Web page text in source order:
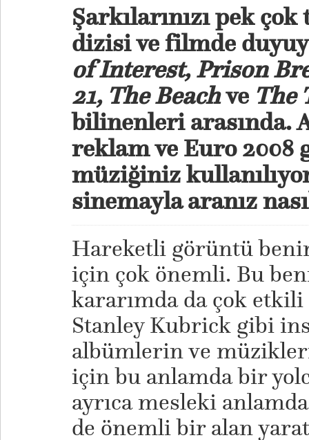
Şarkılarınızı pek
dizisi ve filmde
of Interest, Prison
21, The BeachveThe
bilinenleri arasında.
reklam ve Euro
müziğiniz
sinemayla aranız
Hareketli görüntü
için çok önemli. Bu
kararımda da çok
Stanley Kubrick gibi
albümlerin ve
için bu anlamda bir
ayrıca mesleki
de önemli bir alan